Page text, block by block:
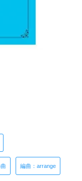
編曲：arrange